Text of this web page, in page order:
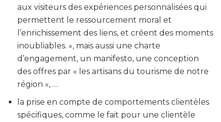
aux visiteurs des expériences personnalisées qui
permettent le ressourcement moral et
l’enrichissement des liens, et créent des moments
inoubliables. », mais aussi une charte
d’engagement, un manifesto, une conception
des offres par « les artisans du tourisme de notre
région », …
la prise en compte de comportements clientèles
spécifiques, comme le fait pour une clientèle